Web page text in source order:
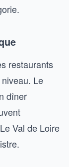
restaurants
Le
dîner
Val de Loire